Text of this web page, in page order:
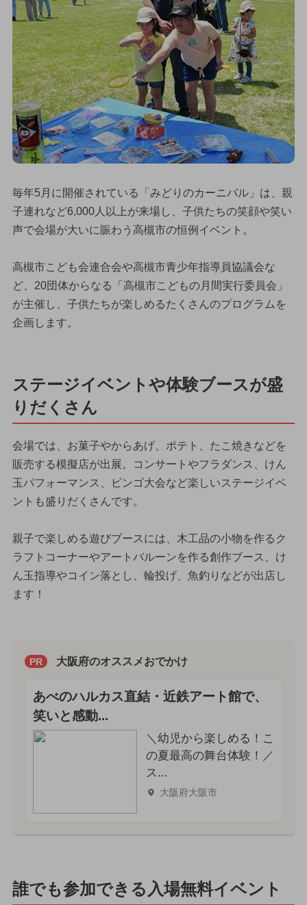
毎年5月に開催されている「みどりのカーニバル」は、親
子連れなど6,000人以上が来場し、子供たちの笑顔や笑い
声で会場が大いに賑わう高槻市の恒例イベント。
高槻市こども会連合会や高槻市青少年指導員協議会な
ど、20団体からなる「高槻市こどもの月間実行委員会」
が主催し、子供たちが楽しめるたくさんのプログラムを
企画します。
ステージイベントや体験ブースが盛
りだくさん
会場では、お菓子やからあげ、ポテト、たこ焼きなどを
販売する模擬店が出展。コンサートやフラダンス、けん
玉パフォーマンス、ビンゴ大会など楽しいステージイベ
ントも盛りだくさんです。
親子で楽しめる遊びブースには、木工品の小物を作るク
ラフトコーナーやアートバルーンを作る創作ブース、け
ん玉指導やコイン落とし、輪投げ、魚釣りなどが出店し
ます！
PR 大阪府のオススメおでかけ
あべのハルカス直結・近鉄アート館で、
笑いと感動...
＼幼児から楽しめる！こ
の夏最高の舞台体験！／
ス...
大阪府大阪市
誰でも参加できる入場無料イベント